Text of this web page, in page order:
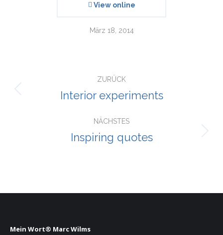
View online
März 18, 2014
navigation
ZURÜCK
Previous
Interior experiments
NÄCHSTES
Next
Inspiring quotes
Mein Wort® Marc Wilms